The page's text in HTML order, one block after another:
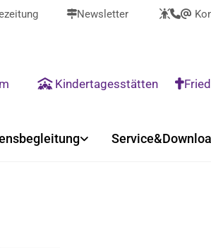
Newsletter @
 Kindertagesstätten 